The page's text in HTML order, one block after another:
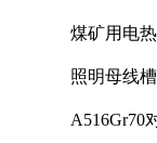
煤矿用电
照明母线
A516Gr70